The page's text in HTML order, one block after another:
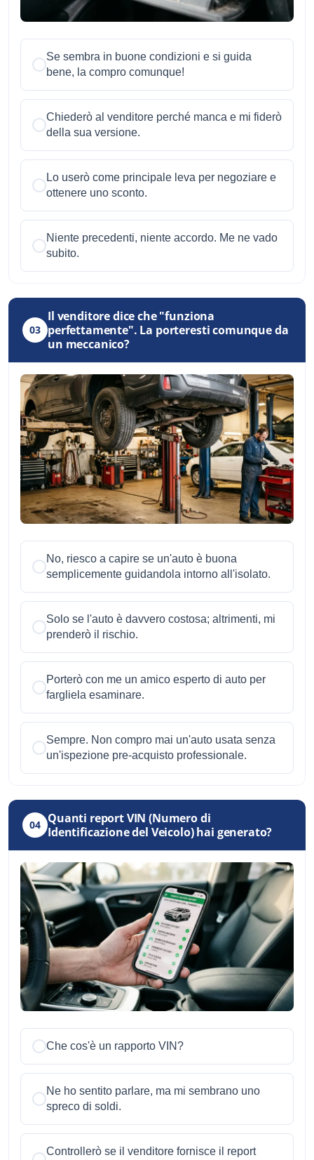
Se sembra in buone condizioni e si guida
bene, la compro comunque!
Chiederò al venditore perché manca e mi fiderò
della sua versione.
Lo userò come principale leva per negoziare e
ottenere uno sconto.
Niente precedenti, niente accordo. Me ne vado
subito.
03
Il venditore dice che "funziona
perfettamente". La porteresti comunque da
un meccanico?
No, riesco a capire se un'auto è buona
semplicemente guidandola intorno all'isolato.
Solo se l'auto è davvero costosa; altrimenti, mi
prenderò il rischio.
Porterò con me un amico esperto di auto per
fargliela esaminare.
Sempre. Non compro mai un'auto usata senza
un'ispezione pre-acquisto professionale.
04 Quanti report VIN (Numero di
Identificazione del Veicolo) hai generato?
Che cos'è un rapporto VIN?
Ne ho sentito parlare, ma mi sembrano uno
spreco di soldi.
Controllerò se il venditore fornisce il report